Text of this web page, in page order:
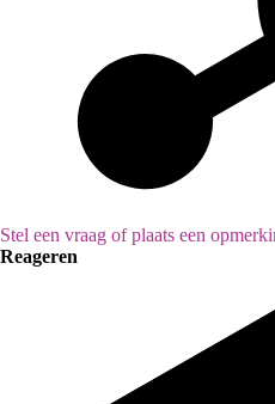
Stel een vraag of plaats een
Reageren